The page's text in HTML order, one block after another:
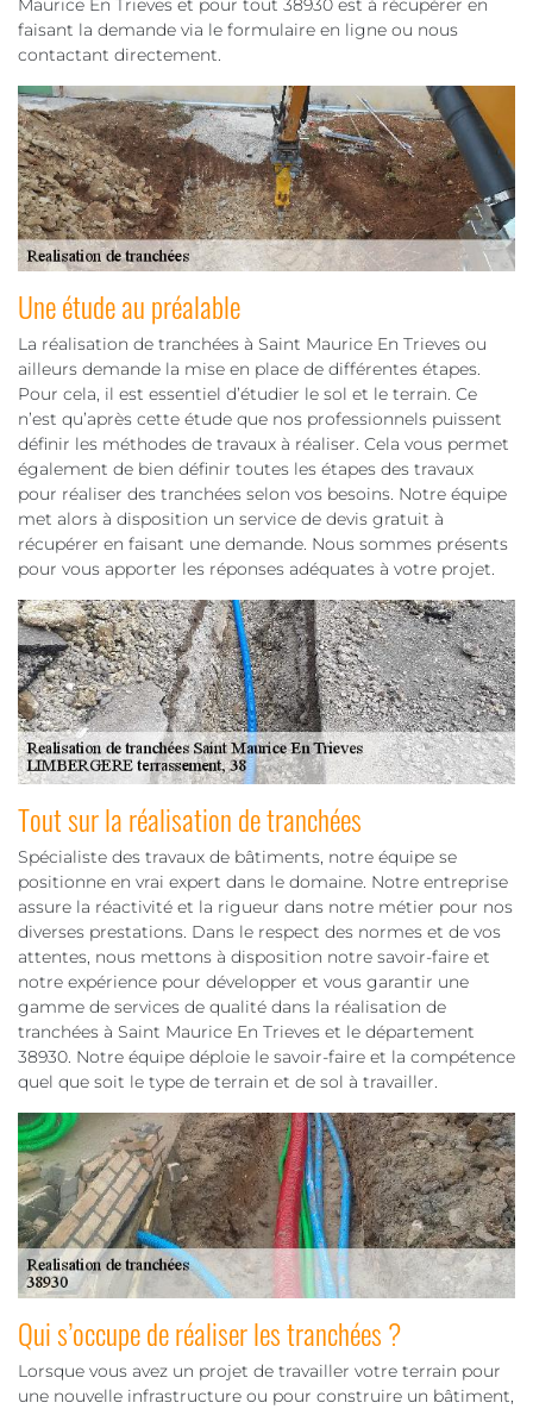
Maurice En Trieves et pour tout 38930 est à récupérer en
faisant la demande via le formulaire en ligne ou nous
contactant directement.
Une étude au préalable
La réalisation de tranchées à Saint Maurice En Trieves ou
ailleurs demande la mise en place de différentes étapes.
Pour cela, il est essentiel d’étudier le sol et le terrain. Ce
n’est qu’après cette étude que nos professionnels puissent
définir les méthodes de travaux à réaliser. Cela vous permet
également de bien définir toutes les étapes des travaux
pour réaliser des tranchées selon vos besoins. Notre équipe
met alors à disposition un service de devis gratuit à
récupérer en faisant une demande. Nous sommes présents
pour vous apporter les réponses adéquates à votre projet.
Tout sur la réalisation de tranchées
Spécialiste des travaux de bâtiments, notre équipe se
positionne en vrai expert dans le domaine. Notre entreprise
assure la réactivité et la rigueur dans notre métier pour nos
diverses prestations. Dans le respect des normes et de vos
attentes, nous mettons à disposition notre savoir-faire et
notre expérience pour développer et vous garantir une
gamme de services de qualité dans la réalisation de
tranchées à Saint Maurice En Trieves et le département
38930. Notre équipe déploie le savoir-faire et la compétence
quel que soit le type de terrain et de sol à travailler.
Qui s’occupe de réaliser les tranchées ?
Lorsque vous avez un projet de travailler votre terrain pour
une nouvelle infrastructure ou pour construire un bâtiment,